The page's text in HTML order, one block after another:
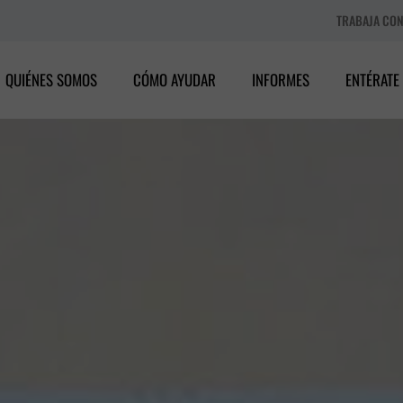
TRABAJA
QUIÉNES SOMOS CÓMO AYUDAR INFORMES ENTÉRATE